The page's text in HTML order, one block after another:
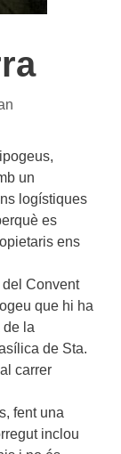
un
logístiques
es
ens
del Convent
que hi ha
de la
de Sta.
carrer
fent una
inclou